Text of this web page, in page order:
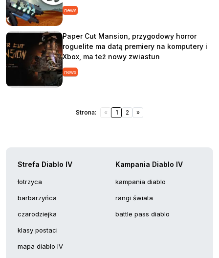
news
Paper Cut Mansion, przygodowy horror
roguelite ma datą premiery na komputery i
Xbox, ma też nowy zwiastun
news
Strona: « 1 2 »
Strefa Diablo IV
łotrzyca
barbarzyńca
czarodziejka
klasy postaci
mapa diablo IV
Kampania Diablo IV
kampania diablo
rangi świata
battle pass diablo